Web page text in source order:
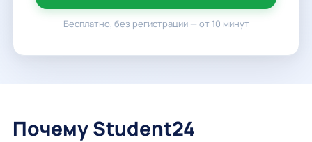
Бесплатно, без регистрации — от 10 минут
Почему Student24